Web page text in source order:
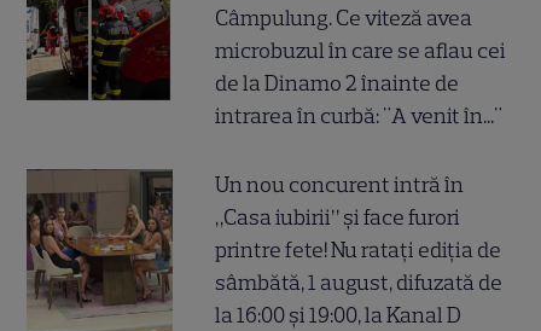
Câmpulung. Ce viteză avea
microbuzul în care se aflau cei
de la Dinamo 2 înainte de
intrarea în curbă: "A venit în..."
Un nou concurent intră în
„Casa iubirii” și face furori
printre fete! Nu ratați ediția de
sâmbătă, 1 august, difuzată de
la 16:00 și 19:00, la Kanal D